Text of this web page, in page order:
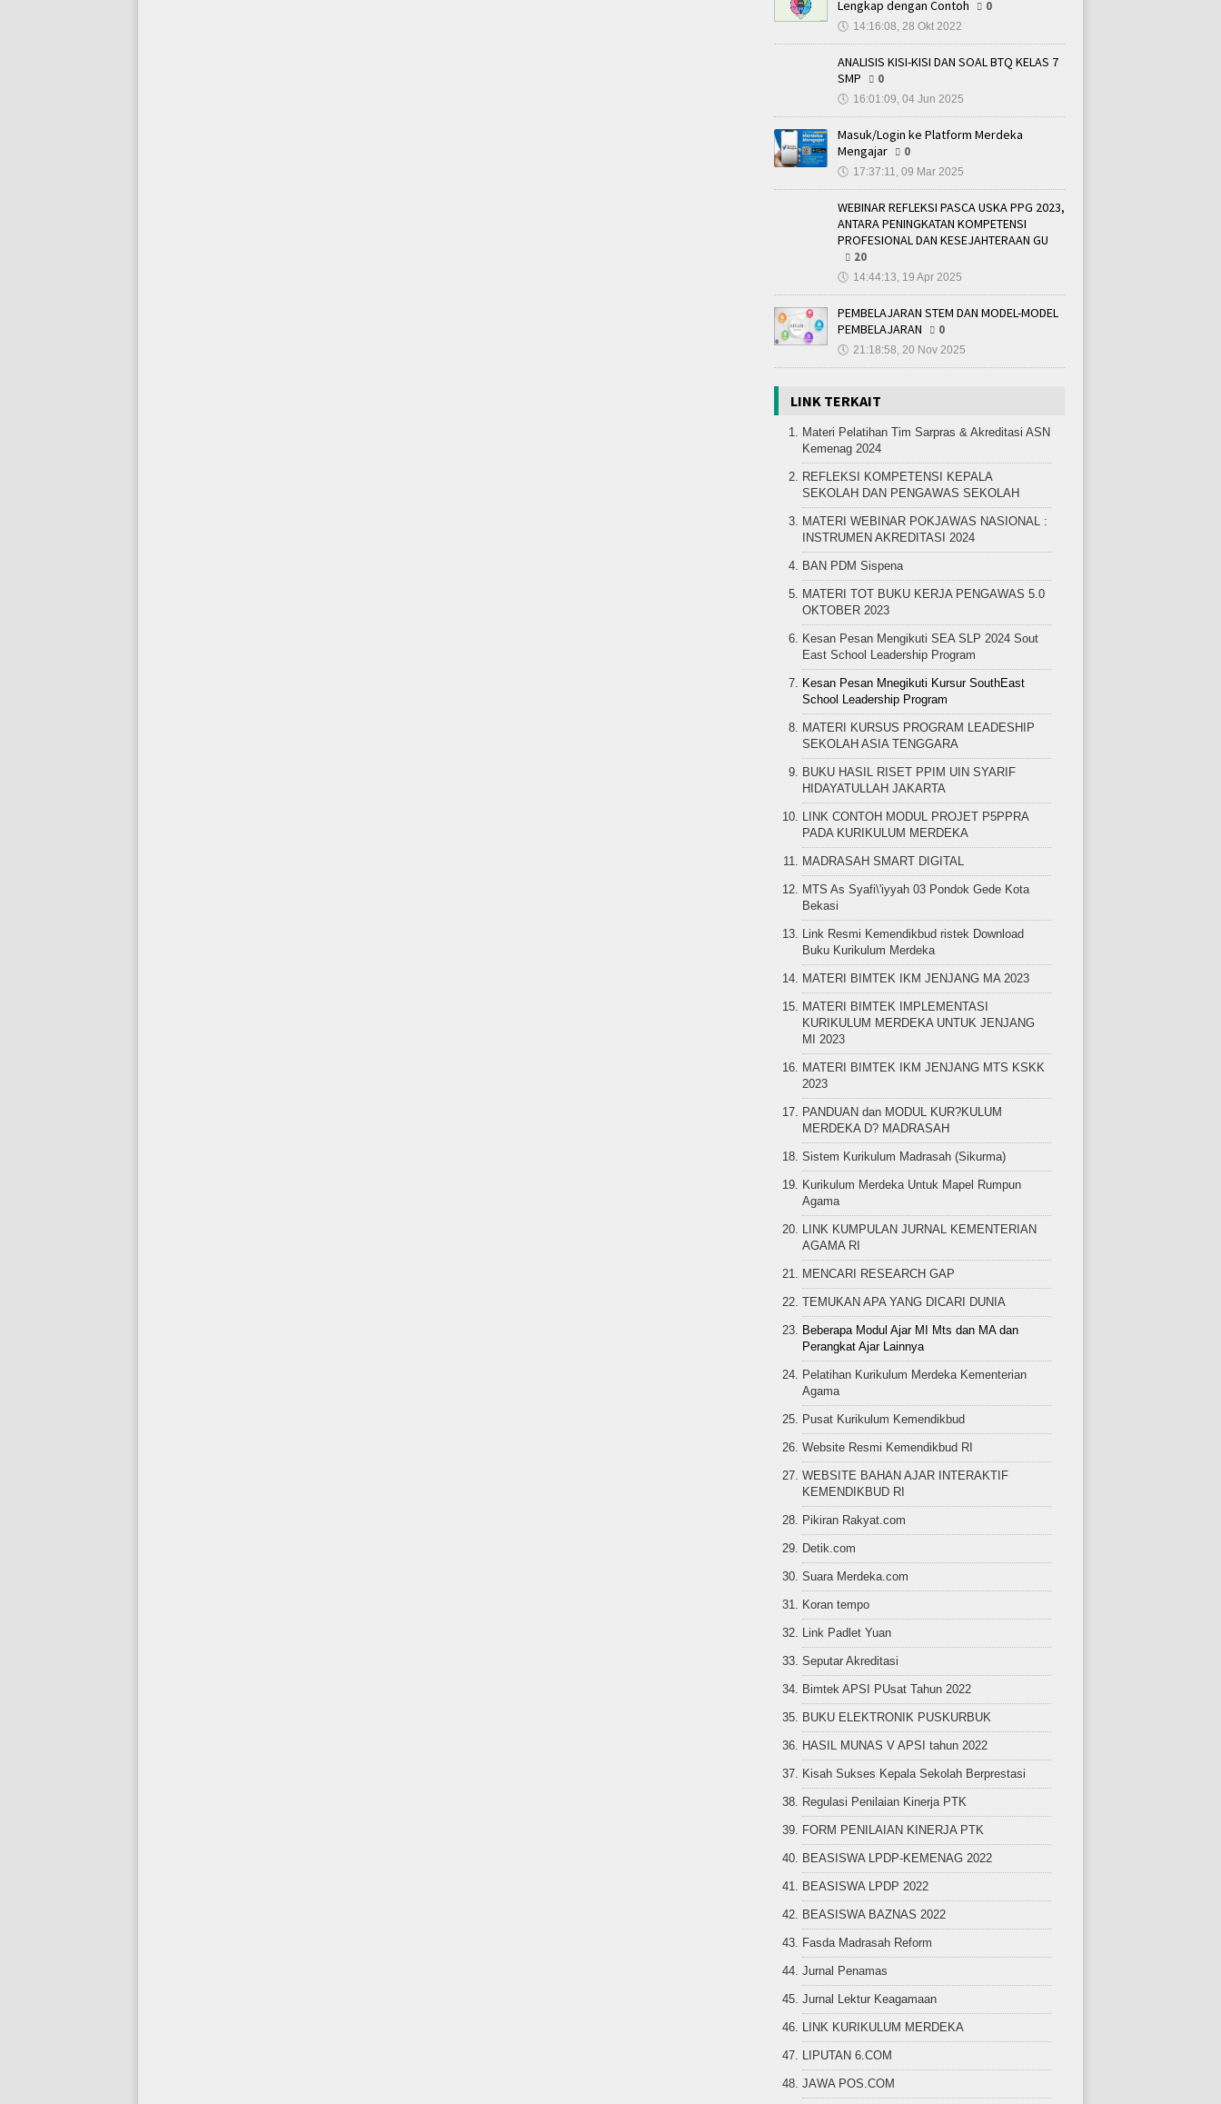
Lengkap dengan Contoh
0
🕔 14:16:08, 28 Okt 2022
ANALISIS KISI-KISI DAN SOAL BTQ KELAS 7
SMP
0
🕔 16:01:09, 04 Jun 2025
Masuk/Login ke Platform Merdeka
Mengajar
0
🕔 17:37:11, 09 Mar 2025
WEBINAR REFLEKSI PASCA USKA PPG 2023,
ANTARA PENINGKATAN KOMPETENSI
PROFESIONAL DAN KESEJAHTERAAN GU
20
🕔 14:44:13, 19 Apr 2025
PEMBELAJARAN STEM DAN MODEL-MODEL
PEMBELAJARAN
0
🕔 21:18:58, 20 Nov 2025
LINK TERKAIT
Materi Pelatihan Tim Sarpras & Akreditasi ASN
Kemenag 2024
REFLEKSI KOMPETENSI KEPALA
SEKOLAH DAN PENGAWAS SEKOLAH
MATERI WEBINAR POKJAWAS NASIONAL :
INSTRUMEN AKREDITASI 2024
BAN PDM Sispena
MATERI TOT BUKU KERJA PENGAWAS 5.0
OKTOBER 2023
Kesan Pesan Mengikuti SEA SLP 2024 Sout
East School Leadership Program
Kesan Pesan Mnegikuti Kursur SouthEast
School Leadership Program
MATERI KURSUS PROGRAM LEADESHIP
SEKOLAH ASIA TENGGARA
BUKU HASIL RISET PPIM UIN SYARIF
HIDAYATULLAH JAKARTA
LINK CONTOH MODUL PROJET P5PPRA
PADA KURIKULUM MERDEKA
MADRASAH SMART DIGITAL
MTS As Syafi\'iyyah 03 Pondok Gede Kota
Bekasi
Link Resmi Kemendikbud ristek Download
Buku Kurikulum Merdeka
MATERI BIMTEK IKM JENJANG MA 2023
MATERI BIMTEK IMPLEMENTASI
KURIKULUM MERDEKA UNTUK JENJANG
MI 2023
MATERI BIMTEK IKM JENJANG MTS KSKK
2023
PANDUAN dan MODUL KUR?KULUM
MERDEKA D? MADRASAH
Sistem Kurikulum Madrasah (Sikurma)
Kurikulum Merdeka Untuk Mapel Rumpun
Agama
LINK KUMPULAN JURNAL KEMENTERIAN
AGAMA RI
MENCARI RESEARCH GAP
TEMUKAN APA YANG DICARI DUNIA
Beberapa Modul Ajar MI Mts dan MA dan
Perangkat Ajar Lainnya
Pelatihan Kurikulum Merdeka Kementerian
Agama
Pusat Kurikulum Kemendikbud
Website Resmi Kemendikbud RI
WEBSITE BAHAN AJAR INTERAKTIF
KEMENDIKBUD RI
Pikiran Rakyat.com
Detik.com
Suara Merdeka.com
Koran tempo
Link Padlet Yuan
Seputar Akreditasi
Bimtek APSI PUsat Tahun 2022
BUKU ELEKTRONIK PUSKURBUK
HASIL MUNAS V APSI tahun 2022
Kisah Sukses Kepala Sekolah Berprestasi
Regulasi Penilaian Kinerja PTK
FORM PENILAIAN KINERJA PTK
BEASISWA LPDP-KEMENAG 2022
BEASISWA LPDP 2022
BEASISWA BAZNAS 2022
Fasda Madrasah Reform
Jurnal Penamas
Jurnal Lektur Keagamaan
LINK KURIKULUM MERDEKA
LIPUTAN 6.COM
JAWA POS.COM